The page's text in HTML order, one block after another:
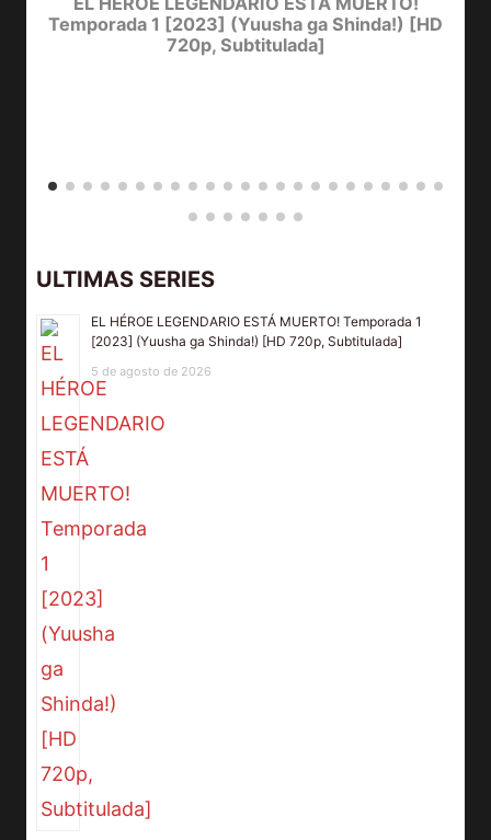
Temporada 1 [2023] (Yuusha ga Shinda!) [HD
720p, Subtitulada]
ULTIMAS SERIES
EL HÉROE LEGENDARIO ESTÁ MUERTO! Temporada 1
[2023] (Yuusha ga Shinda!) [HD 720p, Subtitulada]
5 de agosto de 2026